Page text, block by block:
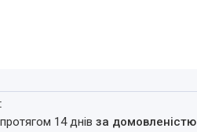
14 днівза домовленістю